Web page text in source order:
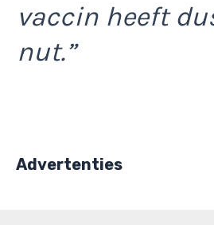
vaccin heeft
nut.”
Advertenties